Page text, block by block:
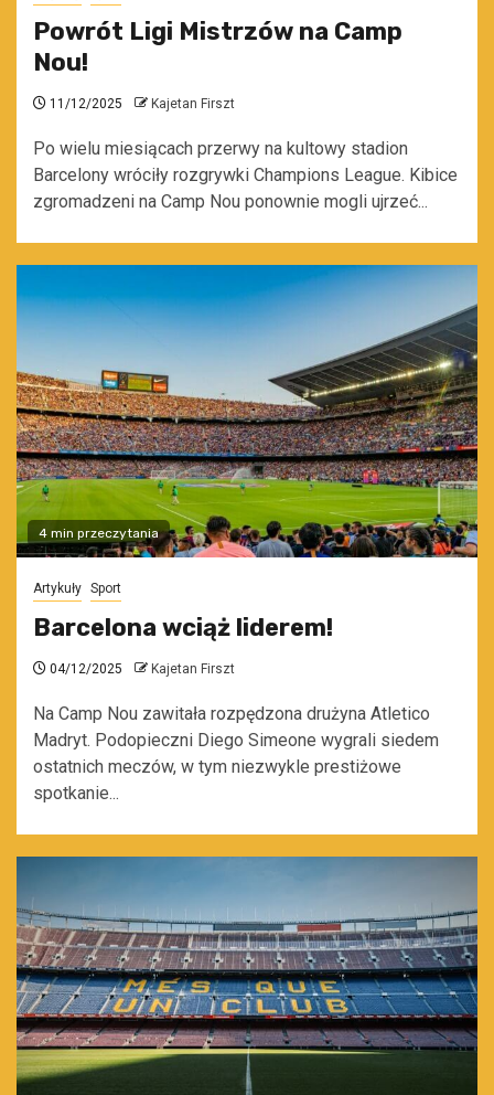
Powrót Ligi Mistrzów na Camp
Nou!
11/12/2025 Kajetan Firszt
Po wielu miesiącach przerwy na kultowy stadion
Barcelony wróciły rozgrywki Champions League. Kibice
zgromadzeni na Camp Nou ponownie mogli ujrzeć...
4 min przeczytania
Artykuły Sport
Barcelona wciąż liderem!
04/12/2025 Kajetan Firszt
Na Camp Nou zawitała rozpędzona drużyna Atletico
Madryt. Podopieczni Diego Simeone wygrali siedem
ostatnich meczów, w tym niezwykle prestiżowe
spotkanie...